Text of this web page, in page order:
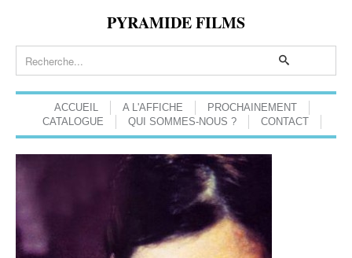
PYRAMIDE FILMS
ACCUEIL A L'AFFICHE
PROCHAINEMENT
CATALOGUE
QUI SOMMES-NOUS ? CONTACT